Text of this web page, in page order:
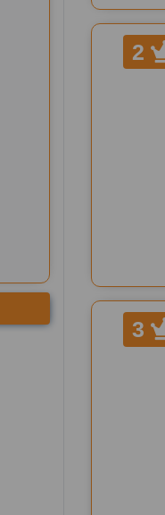
2
3